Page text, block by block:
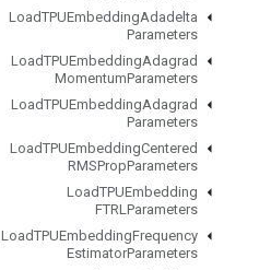
LoadTPUEmbeddingAdadelta
Parameters
LoadTPUEmbeddingAdagrad
MomentumParameters
LoadTPUEmbeddingAdagrad
Parameters
LoadTPUEmbeddingCentered
RMSPropParameters
LoadTPUEmbedding
FTRLParameters
LoadTPUEmbeddingFrequency
EstimatorParameters